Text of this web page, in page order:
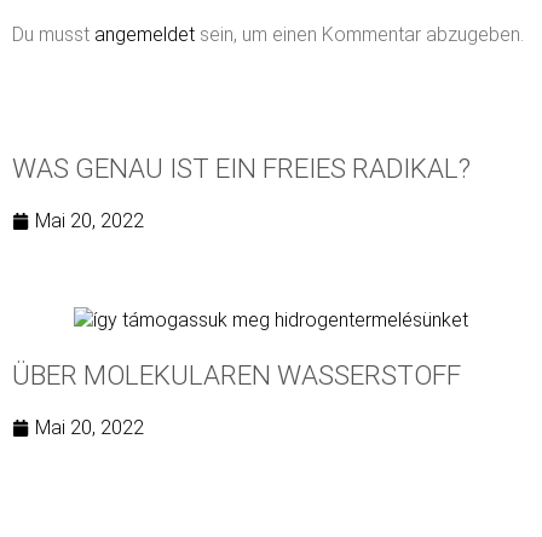
Du musst angemeldet sein, um einen Kommentar abzugeben.
WAS GENAU IST EIN FREIES RADIKAL?
Mai 20, 2022
ÜBER MOLEKULAREN WASSERSTOFF
Mai 20, 2022